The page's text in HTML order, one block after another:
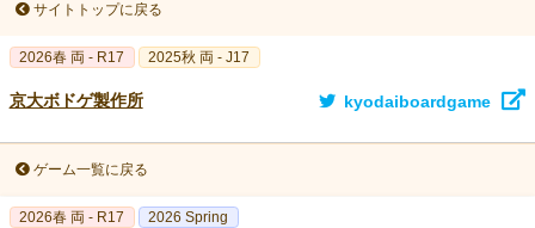
サイトトップに戻る
2026春 両 - R17 2025秋 両 - J17
京大ボドゲ製作所 kyodaiboardgame
ゲーム一覧に戻る
2026春 両 - R17
2026 Spring